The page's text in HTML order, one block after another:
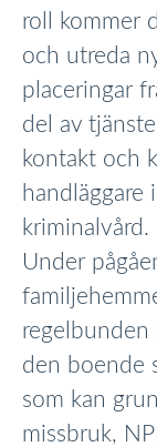
roll kommer
och utreda
placeringar
del av
kontakt och
handläggare
kriminalvård.
Under
regelbunden
den boende
som kan
missbruk,